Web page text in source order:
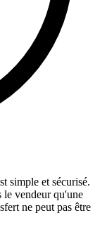
simple et sécurisé.
le vendeur qu'une
ne peut pas être